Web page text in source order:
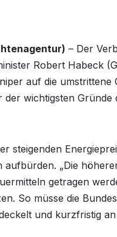
– Der
Robert Habeck
auf die
wichtigsten Gründe
steigenden
aufbürden. „Die
getragen
So müsse die
und kurzfristig